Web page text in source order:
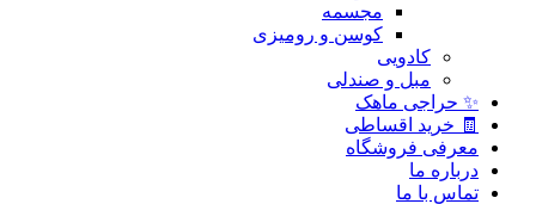
مجسمه
کوسن و رومیزی
کادویی
مبل و صندلی
✨ حراجی ماهک
🧾 خرید اقساطی
معرفی فروشگاه
درباره ما
تماس با ما